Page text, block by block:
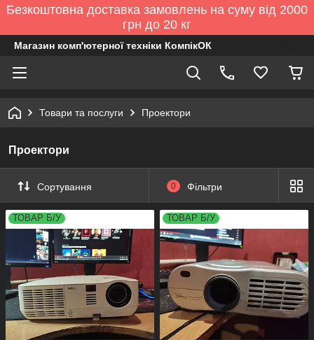
Безкоштовна доставка замовлень на суму від 2000
грн до 20 кг
Магазин комп'ютерної техніки КомпікОК
Товари та послуги Проектори
Проектори
Сортування 0 Фільтри
ТОВАР Б/У ТОВАР Б/У